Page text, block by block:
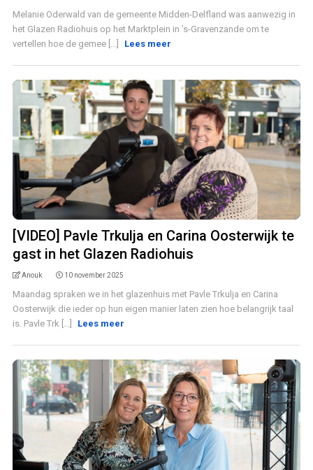
Melanie Oderwald van de gemeente Midden-Delfland was aanwezig in
het Glazen Radiohuis op het Marktplein in ’s-Gravenzande om te
vertellen hoe de gemee [...]
Lees meer
[VIDEO] Pavle Trkulja en Carina Oosterwijk te
gast in het Glazen Radiohuis
Anouk 10 november 2025
Maandag spraken we in het glazenhuis met Pavle Trkulja en Carina
Oosterwijk die ieder op hun eigen manier laten zien hoe belangrijk taal
is. Pavle Trk [...]
Lees meer